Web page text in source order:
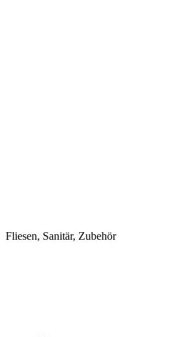
Fliesen, Sanitär, Zubehör